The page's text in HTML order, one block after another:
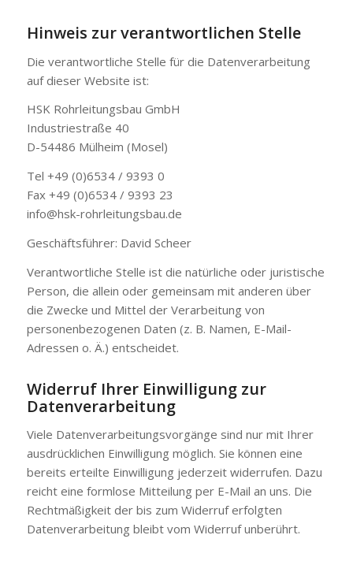
Hinweis zur verantwortlichen Stelle
Die verantwortliche Stelle für die Datenverarbeitung
auf dieser Website ist:
HSK Rohrleitungsbau GmbH
Industriestraße 40
D-54486 Mülheim (Mosel)
Tel +49 (0)6534 / 9393 0
Fax +49 (0)6534 / 9393 23
info@hsk-rohrleitungsbau.de
Geschäftsführer: David Scheer
Verantwortliche Stelle ist die natürliche oder juristische
Person, die allein oder gemeinsam mit anderen über
die Zwecke und Mittel der Verarbeitung von
personenbezogenen Daten (z. B. Namen, E-Mail-
Adressen o. Ä.) entscheidet.
Widerruf Ihrer Einwilligung zur
Datenverarbeitung
Viele Datenverarbeitungsvorgänge sind nur mit Ihrer
ausdrücklichen Einwilligung möglich. Sie können eine
bereits erteilte Einwilligung jederzeit widerrufen. Dazu
reicht eine formlose Mitteilung per E-Mail an uns. Die
Rechtmäßigkeit der bis zum Widerruf erfolgten
Datenverarbeitung bleibt vom Widerruf unberührt.